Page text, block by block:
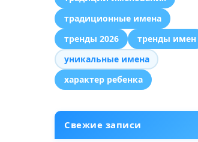
традиционные имена
тренды 2026
тренды имен
уникальные имена
характер ребенка
Свежие записи